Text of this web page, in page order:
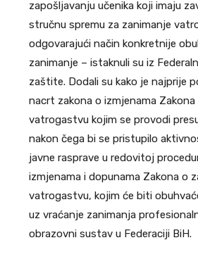
zapošljavanju učenika koji imaju
stručnu spremu za zanimanje
odgovarajući način konkretnije
zanimanje – istaknuli su iz
zaštite. Dodali su kako je najprije
nacrt zakona o izmjenama
vatrogastvu kojim se provodi
nakon čega bi se pristupilo
javne rasprave u redovitoj
izmjenama i dopunama Zakona o
vatrogastvu, kojim će biti
uz vraćanje zanimanja
obrazovni sustav u Federaciji BiH.